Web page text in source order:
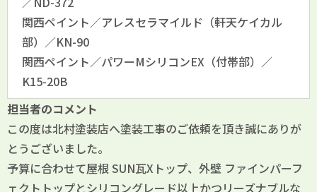
関西ペイント／アレスセラマイルド（軒天ケイカル
部）／KN-90
関西ペイント／パワーMシリコンEX（付帯部）／
K15-20B
担当者のコメント
この度は北村塗装店へ塗装工事のご依頼を頂き誠にありが
とうございました。
予算に合わせて屋根 SUN瓦Xトップ、外壁 ファインパーフ
ェクトトップとシリコングレード以上かつリーズナブルな